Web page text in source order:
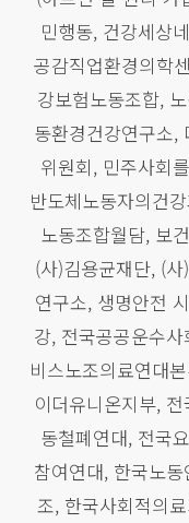
민행동, 건강세상
공감직업환경의학
강보험노동조합,
동환경건강연구소,
위원회, 민주사회
반도체노동자의건
노동조합월담, 보
(사)김용균재단, (
연구소, 생명안전
강, 전국공공운수
비스노조의료연대
이더유니온지부,
동철폐연대, 전국
참여연대, 한국노
조, 한국사회적의